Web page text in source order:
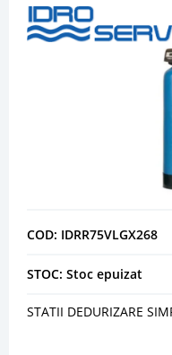
COD: IDRR75VLGX268
STOC: Stoc epuizat
STATII DEDURIZARE